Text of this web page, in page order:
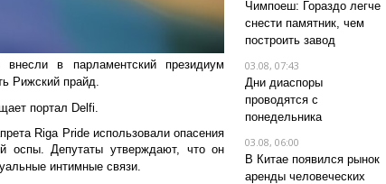
в парламентский президиум
Рижский прайд.
портал Delfi.
Riga Pride использовали опасения
оспы. Депутаты утверждают, что он
интимные связи.
Чимпоеш: Гораздо легче
снести памятник, чем
построить завод
03.08, 07:43
Дни диаспоры
проводятся с
понедельника
03.08, 06:00
В Китае появился рынок
аренды человеческих